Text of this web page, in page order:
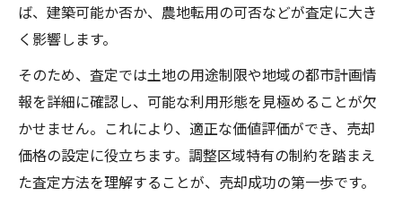
ば、建築可能か否か、農地転用の可否などが査定に大き
く影響します。
そのため、査定では土地の用途制限や地域の都市計画情
報を詳細に確認し、可能な利用形態を見極めることが欠
かせません。これにより、適正な価値評価ができ、売却
価格の設定に役立ちます。調整区域特有の制約を踏まえ
た査定方法を理解することが、売却成功の第一歩です。